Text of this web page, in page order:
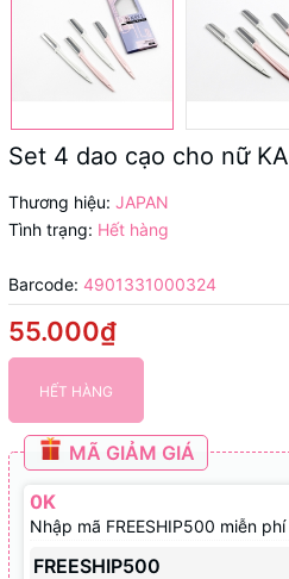
Set 4 dao cạo cho nữ
Thương hiệu: JAPAN
Tình trạng: Hết hàng
Barcode: 4901331000324
55.000₫
HẾT HÀNG
MÃ GIẢM GIÁ
0K
Nhập mã FREESHIP500 miễn
FREESHIP500